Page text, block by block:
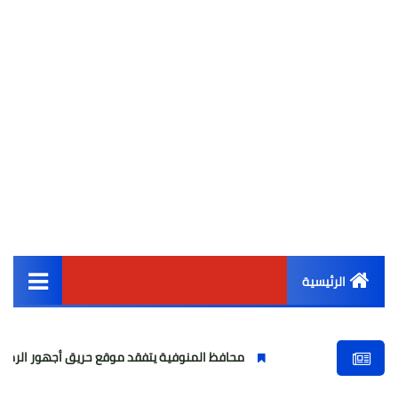
الرئيسية
أخبار مصر
محافظ المنوفية يتفقد موقع حريق أجهور الرمل بقويسنا